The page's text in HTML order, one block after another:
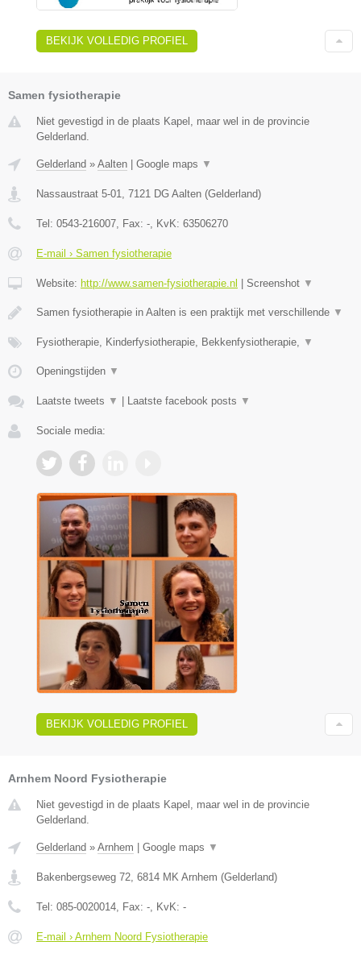
BEKIJK VOLLEDIG PROFIEL
Samen fysiotherapie
Niet gevestigd in de plaats Kapel, maar wel in de provincie
Gelderland.
Gelderland » Aalten Google maps ▼
Nassaustraat 5-01 7121 DG Aalten (Gelderland)
Tel: 0543-216007 , Fax: - , KvK: 63506270
E-mail › Samen fysiotherapie
Website: http://www.samen-fysiotherapie.nl Screenshot ▼
Samen fysiotherapie in Aalten is een praktijk met verschillende ▼
Fysiotherapie, Kinderfysiotherapie, Bekkenfysiotherapie, ▼
Openingstijden ▼
Laatste tweets ▼ Laatste facebook posts ▼
Sociale media:
BEKIJK VOLLEDIG PROFIEL
Arnhem Noord Fysiotherapie
Niet gevestigd in de plaats Kapel, maar wel in de provincie
Gelderland.
Gelderland » Arnhem Google maps ▼
Bakenbergseweg 72 6814 MK Arnhem (Gelderland)
Tel: 085-0020014 , Fax: - , KvK: -
E-mail › Arnhem Noord Fysiotherapie